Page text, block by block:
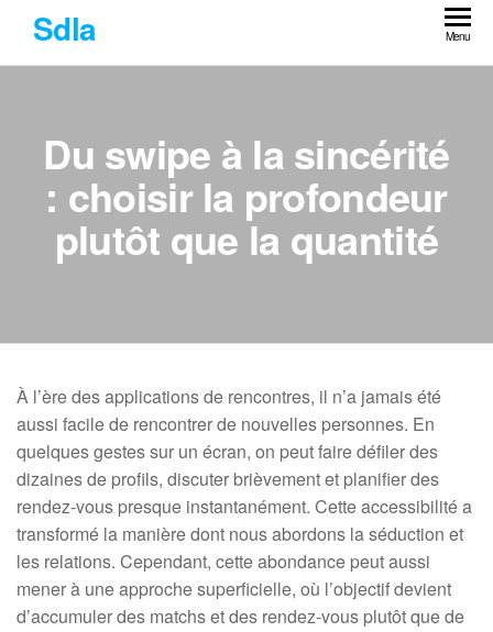
the
Sdla Menu
Du swipe à la sincérité
: choisir la profondeur
plutôt que la quantité
À l’ère des applications de rencontres, il n’a jamais été
aussi facile de rencontrer de nouvelles personnes. En
quelques gestes sur un écran, on peut faire défiler des
dizaines de profils, discuter brièvement et planifier des
rendez-vous presque instantanément. Cette accessibilité a
transformé la manière dont nous abordons la séduction et
les relations. Cependant, cette abondance peut aussi
mener à une approche superficielle, où l’objectif devient
d’accumuler des matchs et des rendez-vous plutôt que de